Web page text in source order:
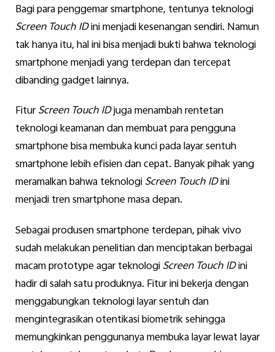
Bagi para penggemar smartphone, tentunya teknologi
Screen Touch IDini menjadi kesenangan sendiri. Namun
tak hanya itu, hal ini bisa menjadi bukti bahwa teknologi
smartphone menjadi yang terdepan dan tercepat
dibanding gadget lainnya.
FiturScreen Touch IDjuga menambah rentetan
teknologi keamanan dan membuat para pengguna
smartphone bisa membuka kunci pada layar sentuh
smartphone lebih efisien dan cepat. Banyak pihak yang
meramalkan bahwa teknologiScreen Touch IDini
menjadi tren smartphone masa depan.
Sebagai produsen smartphone terdepan, pihak vivo
sudah melakukan penelitian dan menciptakan berbagai
macam prototype agar teknologiScreen Touch IDini
hadir di salah satu produknya. Fitur ini bekerja dengan
menggabungkan teknologi layar sentuh dan
mengintegrasikan otentikasi biometrik sehingga
memungkinkan penggunanya membuka layar lewat layar